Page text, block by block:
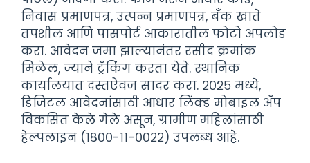
निवास प्रमाणपत्र, उत्पन्न प्रमाणपत्र, बँक खाते
तपशील आणि पासपोर्ट आकारातील फोटो अपलोड
करा. आवेदन जमा झाल्यानंतर रसीद क्रमांक
मिळेल, ज्याने ट्रॅकिंग करता येते. स्थानिक
कार्यालयात दस्तऐवज सादर करा. २०२५ मध्ये,
डिजिटल आवेदनांसाठी आधार लिंक्ड मोबाइल ॲप
विकसित केले गेले असून, ग्रामीण महिलांसाठी
हेल्पलाइन (१८००-११-००२२) उपलब्ध आहे.